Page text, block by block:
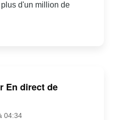
d'un million de
En direct de
04:34